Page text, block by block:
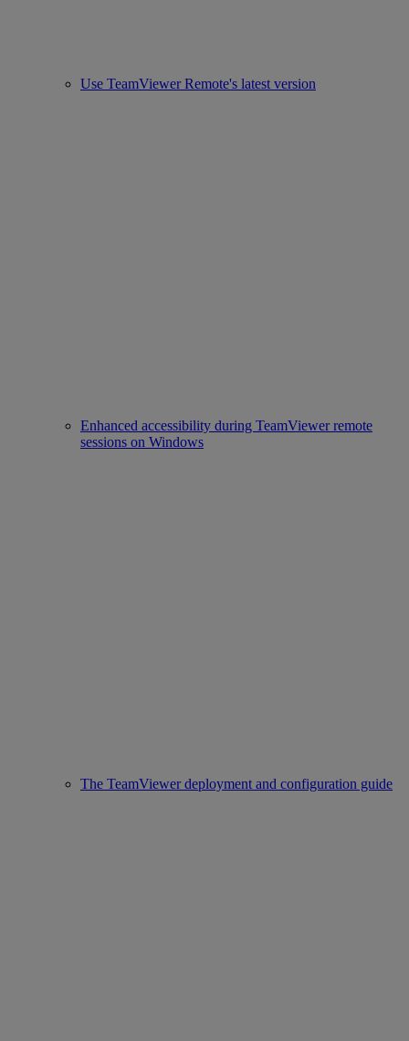
Use TeamViewer Remote's latest version
Enhanced accessibility during TeamViewer remote
sessions on Windows
The TeamViewer deployment and configuration guide